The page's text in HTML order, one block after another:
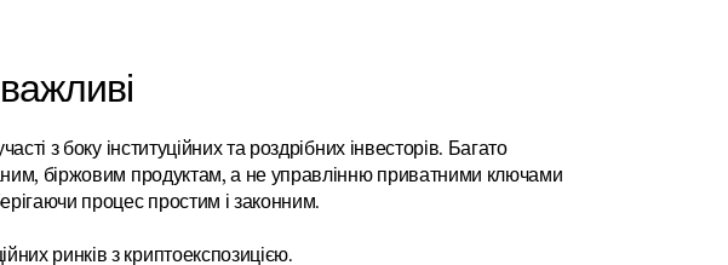
з боку інституційних та роздрібних інвесторів. Багато
біржовим продуктам, а не управлінню приватними ключами
процес простим і законним.
ринків з криптоекспозицією.